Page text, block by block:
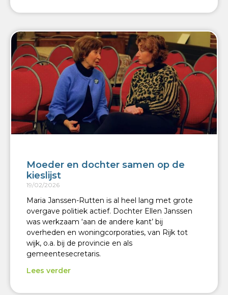
Moeder en dochter samen op de
kieslijst
19/02/2026
Maria Janssen-Rutten is al heel lang met grote
overgave politiek actief. Dochter Ellen Janssen
was werkzaam ‘aan de andere kant’ bij
overheden en woningcorporaties, van Rijk tot
wijk, o.a. bij de provincie en als
gemeentesecretaris.
Lees verder